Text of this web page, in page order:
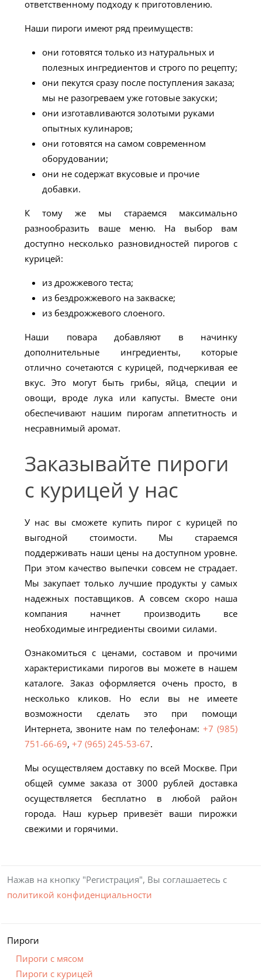
ответственному подходу к приготовлению.
Наши пироги имеют ряд преимуществ:
они готовятся только из натуральных и
полезных ингредиентов и строго по рецепту;
они пекутся сразу после поступления заказа;
мы не разогреваем уже готовые закуски;
они изготавливаются золотыми руками
опытных кулинаров;
они готовятся на самом современном
оборудовании;
они не содержат вкусовые и прочие
добавки.
К тому же мы стараемся максимально
разнообразить ваше меню. На выбор вам
доступно несколько разновидностей пирогов с
курицей:
из дрожжевого теста;
из бездрожжевого на закваске;
из бездрожжевого слоеного.
Наши повара добавляют в начинку
дополнительные ингредиенты, которые
отлично сочетаются с курицей, подчеркивая ее
вкус. Это могут быть грибы, яйца, специи и
овощи, вроде лука или капусты. Вместе они
обеспечивают нашим пирогам аппетитность и
несравнимый аромат.
Заказывайте пироги
с курицей у нас
У нас вы сможете купить пирог с курицей по
выгодной стоимости. Мы стараемся
поддерживать наши цены на доступном уровне.
При этом качество выпечки совсем не страдает.
Мы закупает только лучшие продукты у самых
надежных поставщиков. А совсем скоро наша
компания начнет производить все
необходимые ингредиенты своими силами.
Ознакомиться с ценами, составом и прочими
характеристиками пирогов вы можете в нашем
каталоге. Заказ оформляется очень просто, в
несколько кликов. Но если вы не имеете
возможности сделать это при помощи
Интернета, звоните нам по телефонам: +7 (985)
751-66-69, +7 (965) 245-53-67.
Мы осуществляем доставку по всей Москве. При
общей сумме заказа от 3000 рублей доставка
осуществляется бесплатно в любой район
города. Наш курьер привезёт ваши пирожки
свежими и горячими.
Нажав на кнопку "Регистрация", Вы соглашаетесь с
политикой конфиденциальности
Пироги
Пироги с мясом
Пироги с курицей